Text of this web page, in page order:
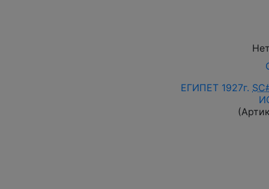
ЕГИПЕТ 1927г.